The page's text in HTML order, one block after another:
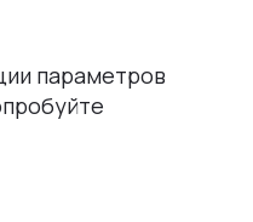
параметров